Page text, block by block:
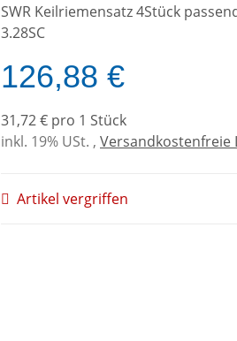
SWR Keilriemensatz 4Stück
3.28SC
126,88 €
31,72 € pro 1 Stück
inkl. 19% USt. , Versandkostenfreie
Artikel vergriffen